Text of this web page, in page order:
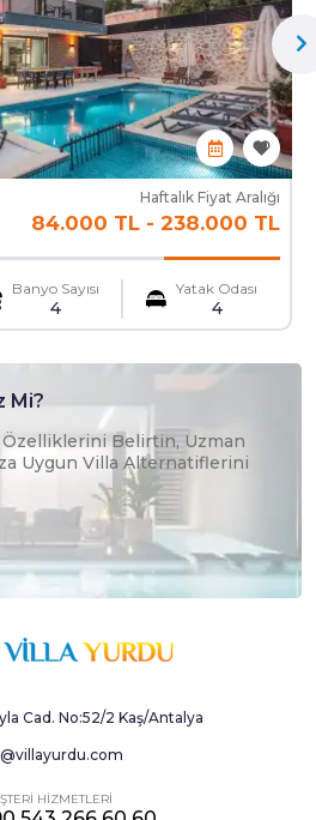
Ekstra Temizlik
Ulaşım Hizmeti
Haftalık Fiyat Aralığı
84.000 TL - 238.000 TL
Banyo Sayısı
4
Yatak Odası
4
Mi?
Özelliklerini Belirtin, Uzman
Uygun Villa Alternatiflerini
Cad. No:52/2 Kaş/Antalya
HİZMETLERİ